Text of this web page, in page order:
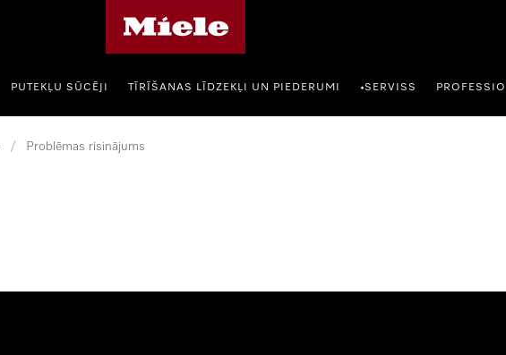
PUTEKĻU SŪCĒJI TĪRĪŠANAS LĪDZEKĻI UN PIEDERUMI •SERVISS
/ Problēmas risinājums